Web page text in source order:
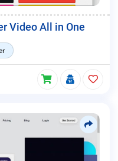
Video All in One